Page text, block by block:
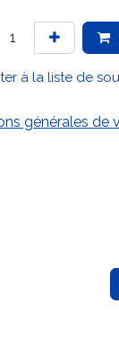
à la liste de
générales de